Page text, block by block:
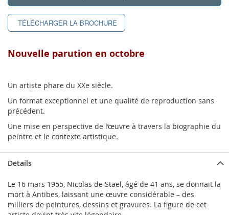
TÉLÉCHARGER LA BROCHURE
Nouvelle parution en octobre
Un artiste phare du XXe siècle.
Un format exceptionnel et une qualité de reproduction sans
précédent.
Une mise en perspective de l’œuvre à travers la biographie du
peintre et le contexte artistique.
Details
Le 16 mars 1955, Nicolas de Staël, âgé de 41 ans, se donnait la
mort à Antibes, laissant une œuvre considérable – des
milliers de peintures, dessins et gravures. La figure de cet